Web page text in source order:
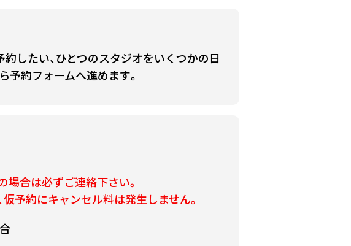
したい、ひとつのスタジオをいくつかの日
予約フォームへ進めます。
場合は必ずご連絡下さい。
予約にキャンセル料は発生しません。